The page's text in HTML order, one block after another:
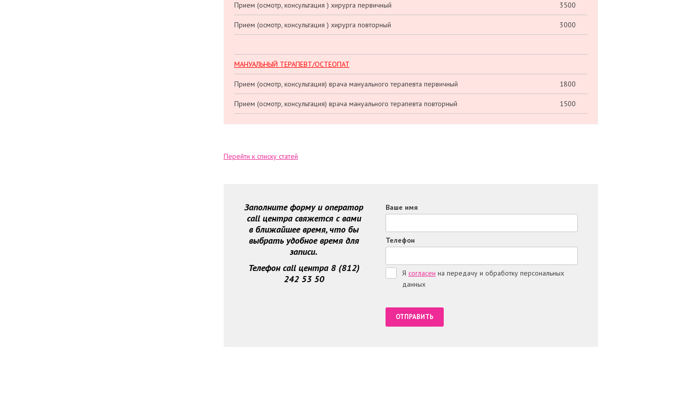
Прием (осмотр, консультация ) хирурга первичный 3500
Прием (осмотр, консультация ) хирурга повторный 3000
МАНУАЛЬНЫЙ ТЕРАПЕВТ/ОСТЕОПАТ
Прием (осмотр, консультация) врача мануального терапевта первичный 1800
Прием (осмотр, консультация) врача мануального терапевта повторный 1500
Перейти к списку статей
Заполните форму и оператор
call центра свяжется с вами
в ближайшее время, что бы
выбрать удобное время для
записи.
Телефон call центра 8 (812)
242 53 50
Ваше имя
Телефон
Ясогласен на передачу и обработку персональных
данных